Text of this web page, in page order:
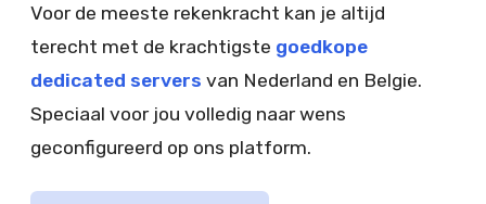
Voor de meeste rekenkracht kan je altijd
terecht met de krachtigste goedkope
dedicated servers van Nederland en Belgie.
Speciaal voor jou volledig naar wens
geconfigureerd op ons platform.